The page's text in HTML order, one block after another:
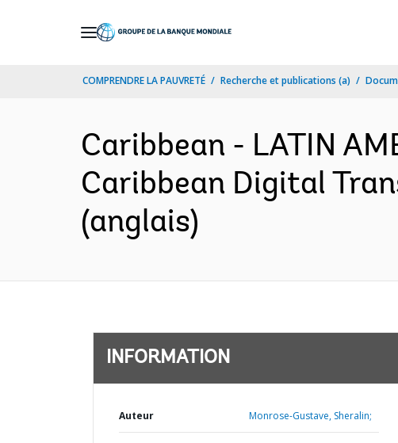
COMPRENDRE LA PAUVRETÉ Recherche et publications (a)
Caribbean - LATIN
Caribbean Digital
(anglais)
INFORMATION
Auteur Monrose-Gustave, Sheralin;